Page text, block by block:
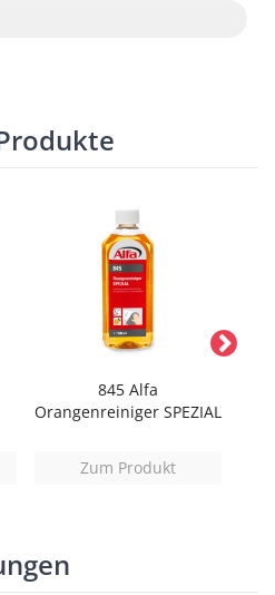
845 Alfa
Orangenreiniger SPEZIAL
Zum Produkt